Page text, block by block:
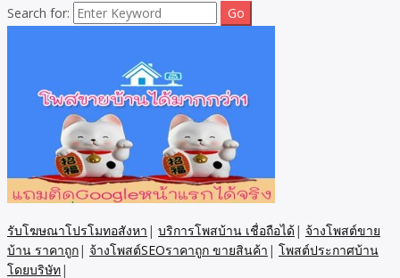
Search for:
รับโฆษณาโปรโมทอสังหา | บริการโพสบ้าน เชื่อถือได้| จ้างโพสต์ขาย
บ้าน ราคาถูก| จ้างโพสต์SEOราคาถูก ขายสินค้า | โพสต์ประกาศบ้าน
โดยบริษัท|